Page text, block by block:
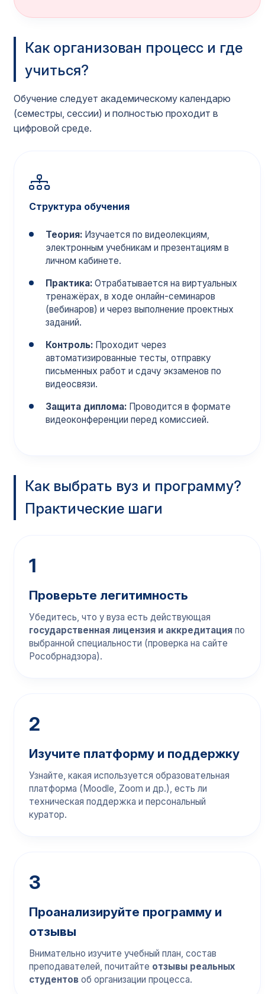
Как организован процесс и где
учиться?
Обучение следует академическому календарю
(семестры, сессии) и полностью проходит в
цифровой среде.
Структура обучения
Теория: Изучается по видеолекциям,
электронным учебникам и презентациям в
личном кабинете.
Практика: Отрабатывается на виртуальных
тренажёрах, в ходе онлайн-семинаров
(вебинаров) и через выполнение проектных
заданий.
Контроль: Проходит через
автоматизированные тесты, отправку
письменных работ и сдачу экзаменов по
видеосвязи.
Защита диплома: Проводится в формате
видеоконференции перед комиссией.
Как выбрать вуз и программу?
Практические шаги
1
Проверьте легитимность
Убедитесь, что у вуза есть действующая
государственная лицензия и аккредитация по
выбранной специальности (проверка на сайте
Рособрнадзора).
2
Изучите платформу и поддержку
Узнайте, какая используется образовательная
платформа (Moodle, Zoom и др.), есть ли
техническая поддержка и персональный
куратор.
3
Проанализируйте программу и
отзывы
Внимательно изучите учебный план, состав
преподавателей, почитайте отзывы реальных
студентов об организации процесса.